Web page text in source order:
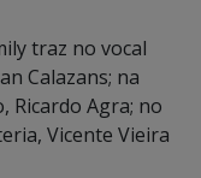
traz no vocal
Calazans; na
Ricardo Agra; no
Vicente Vieira